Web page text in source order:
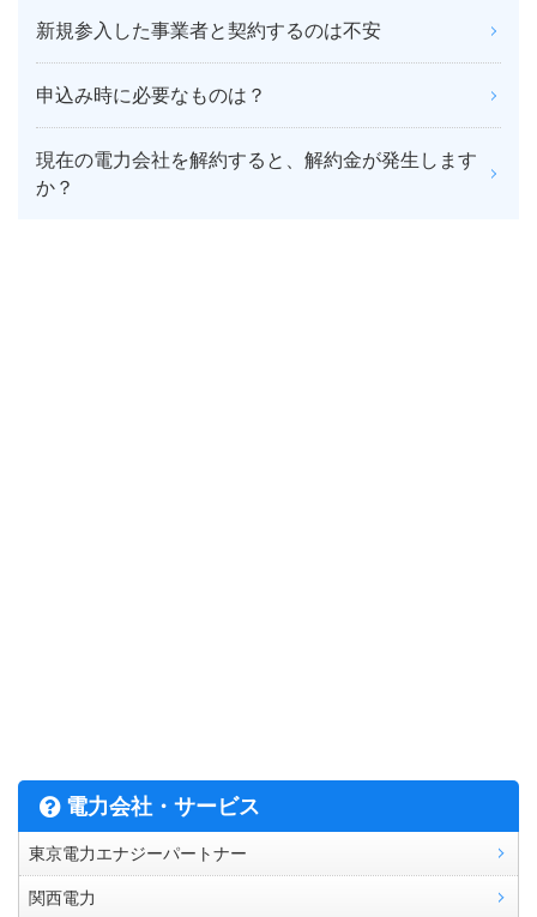
新規参入した事業者と契約するのは不安
申込み時に必要なものは？
現在の電力会社を解約すると、解約金が発生します
か？
電力会社・サービス
東京電力エナジーパートナー
関西電力